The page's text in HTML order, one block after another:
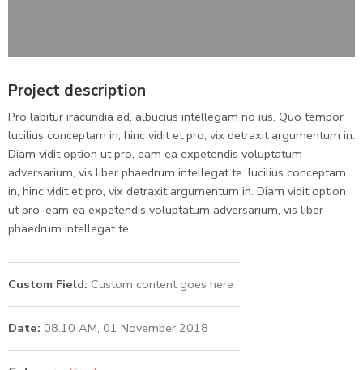
Project description
Pro labitur iracundia ad, albucius intellegam no ius. Quo tempor
lucilius conceptam in, hinc vidit et pro, vix detraxit argumentum in.
Diam vidit option ut pro, eam ea expetendis voluptatum
adversarium, vis liber phaedrum intellegat te. lucilius conceptam
in, hinc vidit et pro, vix detraxit argumentum in. Diam vidit option
ut pro, eam ea expetendis voluptatum adversarium, vis liber
phaedrum intellegat te.
Custom Field: Custom content goes here
Date: 08.10 AM, 01 November 2018